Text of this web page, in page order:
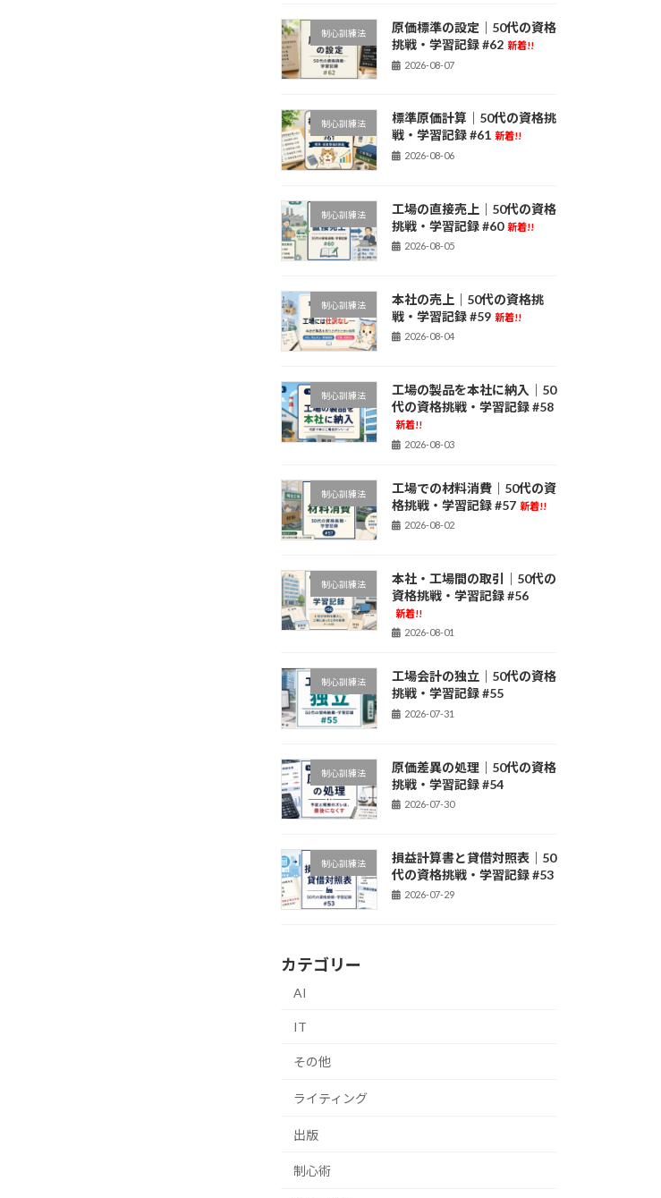
制心訓練法
原価標準の設定｜50代の資格
挑戦・学習記録 #62 新着!!
2026-08-07
制心訓練法
標準原価計算｜50代の資格挑
戦・学習記録 #61 新着!!
2026-08-06
制心訓練法
工場の直接売上｜50代の資格
挑戦・学習記録 #60 新着!!
2026-08-05
制心訓練法
本社の売上｜50代の資格挑
戦・学習記録 #59 新着!!
2026-08-04
制心訓練法
工場の製品を本社に納入｜50
代の資格挑戦・学習記録 #58
新着!!
2026-08-03
制心訓練法
工場での材料消費｜50代の資
格挑戦・学習記録 #57 新着!!
2026-08-02
制心訓練法
本社・工場間の取引｜50代の
資格挑戦・学習記録 #56
新着!!
2026-08-01
制心訓練法
工場会計の独立｜50代の資格
挑戦・学習記録 #55
2026-07-31
制心訓練法
原価差異の処理｜50代の資格
挑戦・学習記録 #54
2026-07-30
制心訓練法
損益計算書と貸借対照表｜50
代の資格挑戦・学習記録 #53
2026-07-29
カテゴリー
AI
IT
その他
ライティング
出版
制心術